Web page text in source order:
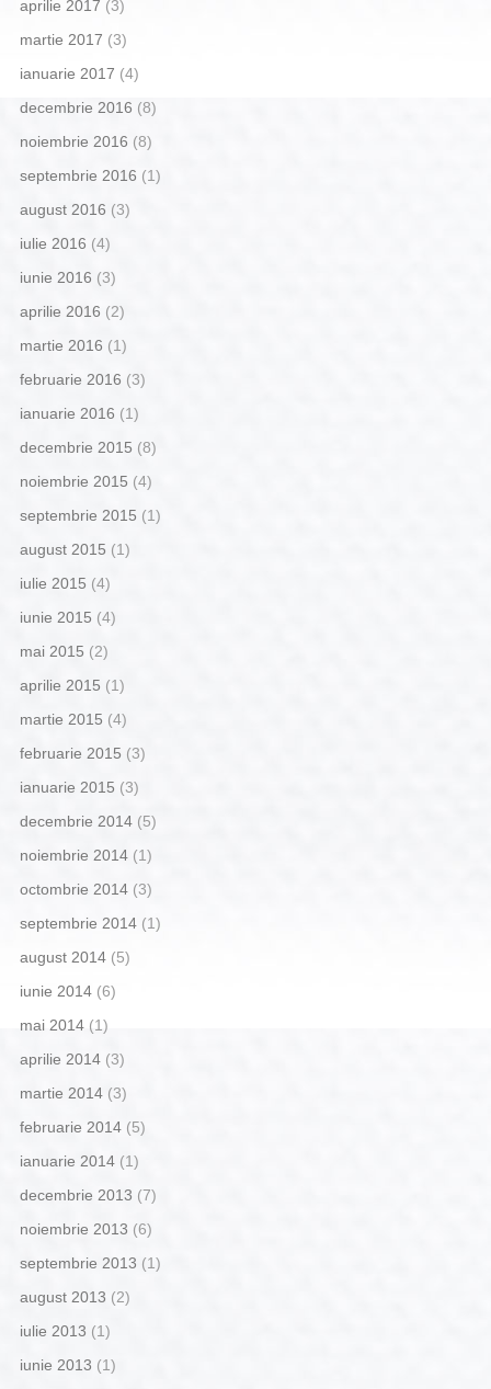
aprilie 2017 (3)
martie 2017 (3)
ianuarie 2017 (4)
decembrie 2016 (8)
noiembrie 2016 (8)
septembrie 2016 (1)
august 2016 (3)
iulie 2016 (4)
iunie 2016 (3)
aprilie 2016 (2)
martie 2016 (1)
februarie 2016 (3)
ianuarie 2016 (1)
decembrie 2015 (8)
noiembrie 2015 (4)
septembrie 2015 (1)
august 2015 (1)
iulie 2015 (4)
iunie 2015 (4)
mai 2015 (2)
aprilie 2015 (1)
martie 2015 (4)
februarie 2015 (3)
ianuarie 2015 (3)
decembrie 2014(5)
noiembrie 2014(1)
octombrie 2014(3)
septembrie 2014(1)
august 2014(5)
iunie 2014(6)
mai 2014(1)
aprilie 2014(3)
martie 2014(3)
februarie 2014(5)
ianuarie 2014(1)
decembrie 2013 (7)
noiembrie 2013 (6)
septembrie 2013 (1)
august 2013 (2)
iulie 2013 (1)
iunie 2013 (1)